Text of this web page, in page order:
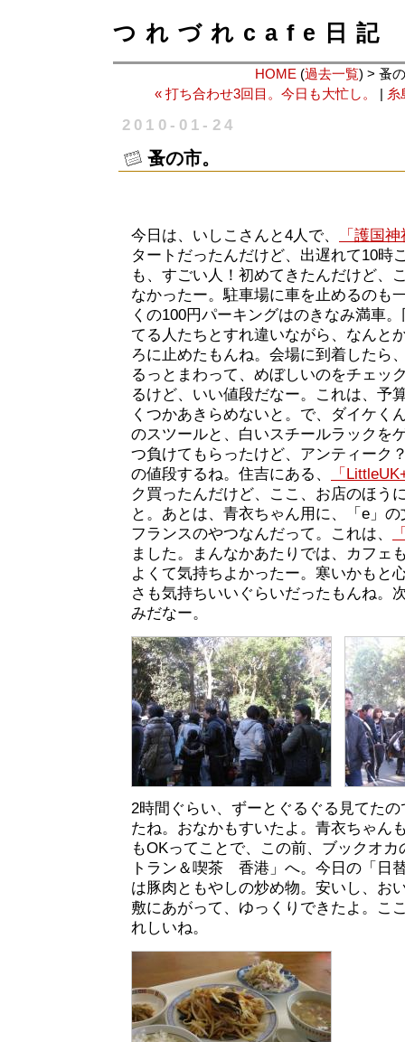
つれづれcafe日記
HOME (過去一覧) > 蚤
« 打ち合わせ3回目。今日も大忙し。
糸
2010-01-24
蚤の市。
今日は、いしこさんと4人で、
「護国
タートだったんだけど、出遅れて10時
も、すごい人！初めてきたんだけど、
なかったー。駐車場に車を止めるのも
くの100円パーキングはのきなみ満車
てる人たちとすれ違いながら、なんと
ろに止めたもんね。会場に到着したら
るっとまわって、めぼしいのをチェッ
るけど、いい値段だなー。これは、予
くつかあきらめないと。で、ダイケく
のスツールと、白いスチールラックを
つ負けてもらったけど、アンティーク
の値段するね。住吉にある、
「
ク買ったんだけど、ここ、お店のほう
と。あとは、青衣ちゃん用に、「e」
フランスのやつなんだって。これは、
ました。まんなかあたりでは、カフェ
よくて気持ちよかったー。寒いかもと
さも気持ちいいぐらいだったもんね。
みだなー。
2時間ぐらい、ずーとぐるぐる見てた
たね。おなかもすいたよ。青衣ちゃん
もOKってことで、この前、ブックオ
トラン＆喫茶 香港」へ。今日の「日
は豚肉ともやしの炒め物。安いし、お
敷にあがって、ゆっくりできたよ。こ
れしいね。